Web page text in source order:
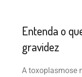
Entenda o
gravidez
A toxoplasmose